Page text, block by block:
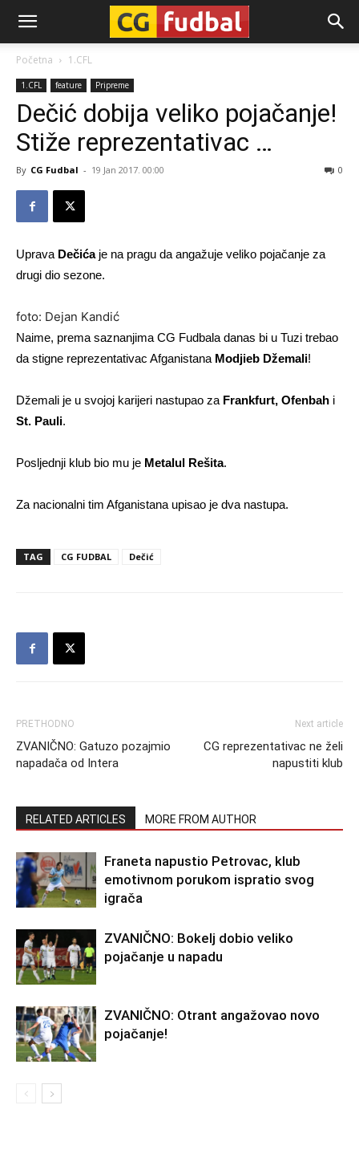
CG-
Fudbal
Početna 1.CFL
1.CFL feature Pripreme
Dečić dobija veliko pojačanje!
Stiže reprezentativac …
By CG Fudbal - 19 Jan 2017. 00:00 0
Uprava Dečićaje na pragu da angažuje veliko pojačanje za
drugi dio sezone.
foto: Dejan Kandić
Naime, prema saznanjima CG Fudbala danas bi u Tuzi trebao
da stigne reprezentativac Afganistana Modjieb Džemali!
Džemali je u svojoj karijeri nastupao za Frankfurt, Ofenbah i
St. Pauli.
Posljednji klub bio mu je Metalul Rešita.
Za nacionalni tim Afganistana upisao je dva nastupa.
TAG CG FUDBAL Dečić
PRETHODNO
ZVANIČNO: Gatuzo pozajmio
napadača od Intera
Next article
CG reprezentativac ne želi
napustiti klub
RELATED ARTICLES MORE FROM AUTHOR
Franeta napustio Petrovac, klub
emotivnom porukom ispratio svog
igrača
ZVANIČNO: Bokelj dobio veliko
pojačanje u napadu
ZVANIČNO: Otrant angažovao novo
pojačanje!